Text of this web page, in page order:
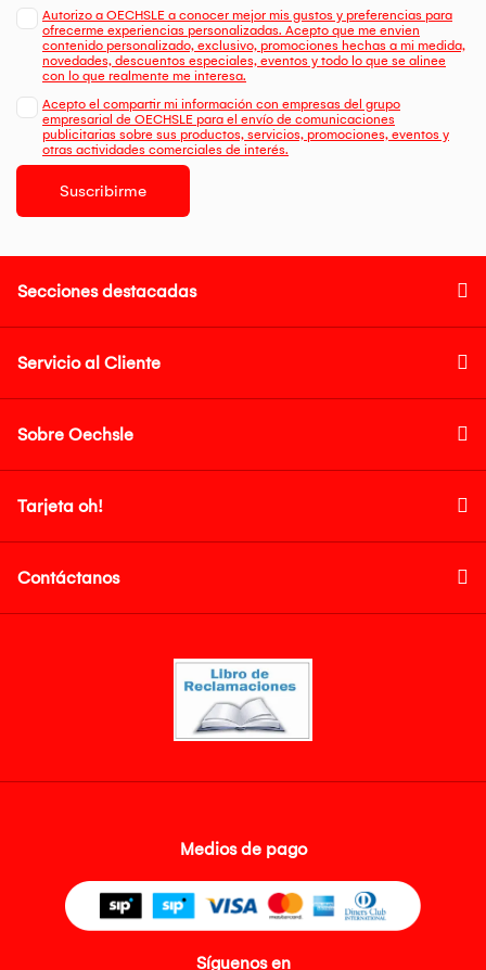
Autorizo a OECHSLE a conocer mejor mis gustos y preferencias para
ofrecerme experiencias personalizadas. Acepto que me envien
contenido personalizado, exclusivo, promociones hechas a mi medida,
novedades, descuentos especiales, eventos y todo lo que se alinee
con lo que realmente me interesa.
Acepto el compartir mi información con empresas del grupo
empresarial de OECHSLE para el envío de comunicaciones
publicitarias sobre sus productos, servicios, promociones, eventos y
otras actividades comerciales de interés.
Suscribirme
Secciones destacadas
Servicio al Cliente
Sobre Oechsle
Tarjeta oh!
Contáctanos
Medios de pago
Síguenos en